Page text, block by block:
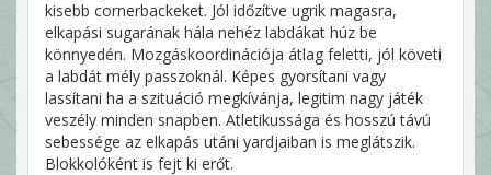
kisebb cornerbackeket. Jól időzítve ugrik magasra,
elkapási sugarának hála nehéz labdákat húz be
könnyedén. Mozgáskoordinációja átlag feletti, jól követi
a labdát mély passzoknál. Képes gyorsítani vagy
lassítani ha a szituáció megkívánja, legitim nagy játék
veszély minden snapben. Atletikussága és hosszú távú
sebessége az elkapás utáni yardjaiban is meglátszik.
Blokkolóként is fejt ki erőt.